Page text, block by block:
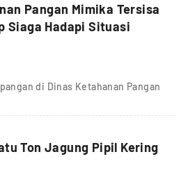
Pangan Mimika Tersisa
Siaga Hadapi Situasi
di Dinas Ketahanan Pangan
Ton Jagung Pipil Kering